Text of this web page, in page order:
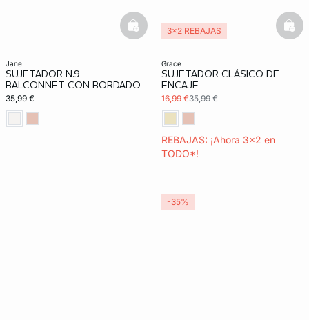
jane
SUJETADOR N.9 -
BALCONNET CON BORDADO
35,99 €
basketfull
grace
SUJETADOR CLÁSICO DE
ENCAJE
16,99 €35,99 €
REBAJAS: ¡Ahora 3x2 en
TODO*!
3x2 REBAJAS
-35%